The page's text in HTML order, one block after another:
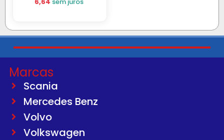
Marcas
Scania
Mercedes Benz
Volvo
Volkswagen